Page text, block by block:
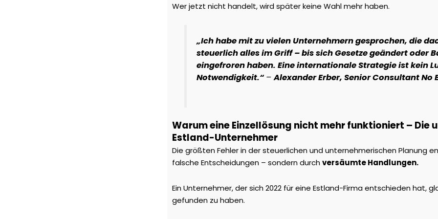
Wer jetzt nicht handelt, wird später keine Wahl mehr haben.
„Ich habe mit zu vielen Unternehmern gesprochen, die
steuerlich alles im Griff – bis sich Gesetze geändert oder
eingefroren haben. Eine internationale Strategie ist kein
Notwendigkeit.“–Alexander Erber, Senior Consultant No
Warum eine Einzellösung nicht mehr funktioniert – Die
Estland-Unternehmer
Die größten Fehler in der steuerlichen und unternehmerischen Planung
falsche Entscheidungen – sondern durchversäumte Handlungen.
Ein Unternehmer, der sich 2022 für eine Estland-Firma entschieden hat,
gefunden zu haben.